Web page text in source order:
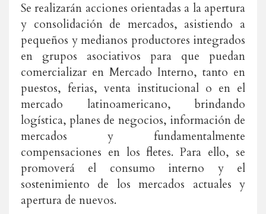
Se realizarán acciones orientadas a la apertura
y consolidación de mercados, asistiendo a
pequeños y medianos productores integrados
en grupos asociativos para que puedan
comercializar en Mercado Interno, tanto en
puestos, ferias, venta institucional o en el
mercado latinoamericano, brindando
logística, planes de negocios, información de
mercados y fundamentalmente
compensaciones en los fletes. Para ello, se
promoverá el consumo interno y el
sostenimiento de los mercados actuales y
apertura de nuevos.